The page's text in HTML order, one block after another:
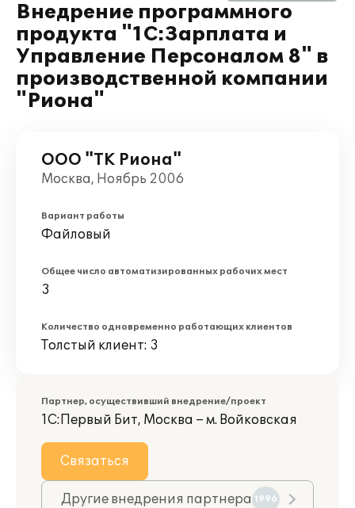
Внедрение программного
продукта "1С:Зарплата и
Управление Персоналом 8" в
производственной компании
"Риона"
ООО "ТК Риона"
Москва, Ноябрь 2006
Вариант работы
Файловый
Общее число автоматизированных рабочих мест
3
Количество одновременно работающих клиентов
Толстый клиент: 3
Партнер, осуществивший внедрение/проект
1С:Первый Бит, Москва – м. Войковская
Связаться
Другие внедрения партнера 1996